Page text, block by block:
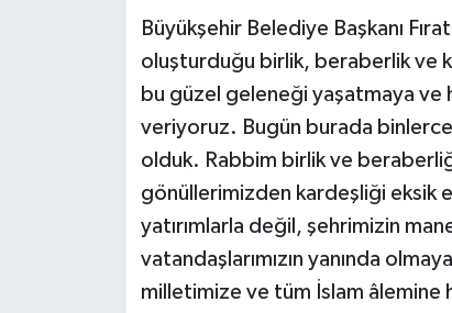
Büyükşehir Belediye Başkanı
oluşturduğu birlik, beraberlik ve
bu güzel geleneği yaşatmaya ve
veriyoruz. Bugün burada binlerce
olduk. Rabbim birlik ve
gönüllerimizden kardeşliği eksik
yatırımlarla değil, şehrimizin
vatandaşlarımızın yanında
milletimize ve tüm İslam